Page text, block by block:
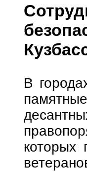
В
которых